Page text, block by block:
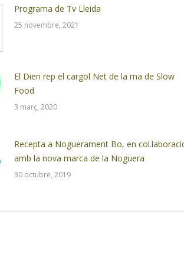
Programa de Tv Lleida
25 novembre, 2021
El Dien rep el cargol Net de la ma de Slow
Food
3 març, 2020
Recepta a Noguerament Bo, en
amb la nova marca de la Noguera
30 octubre, 2019